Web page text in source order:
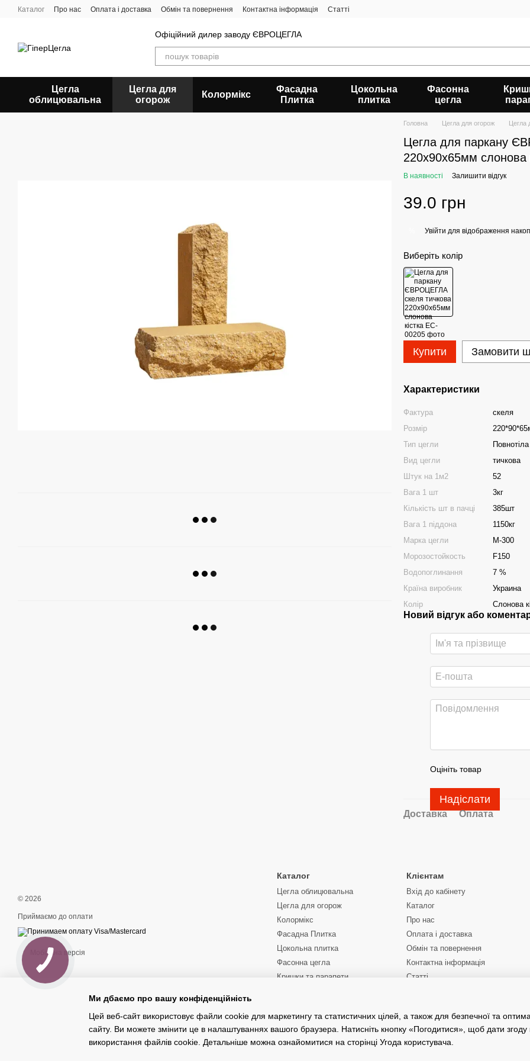
Перейти до основного контенту
Каталог Про нас Оплата і доставка Обмін та повернення Контактна інформація Статті
Офіційний дилер заводу ЄВРОЦЕГЛА
Цегла
облицювальна
Цегла для
огорож
Колормікс
Фасадна
Плитка
Цокольна
плитка
Фасонна
цегла
Головна Цегла для огорож Цегла
Цегла для паркану
220х90х65мм слонова
В наявності Залишити відгук
39.0 грн
Увійти для відображення
Виберіть колір
Купити Замовити
Характеристики
Фактура
скеля
Розмір
Тип цегли
Повнотіла
Вид цегли
тичкова
Штук на 1м2
52
Вага 1 шт
3кг
Кількість шт в пачці
385шт
Вага 1 піддона
1150кг
Марка цегли
М-300
Морозостойкость
F150
Водопоглинання
7 %
Країна виробник
Украина
Колір
Слонова
Новий відгук або
Оцініть товар
Надіслати
Доставка Оплата
© 2026
Приймаємо до оплати
Мобільна версія
Каталог
Цегла облицювальна
Цегла для огорож
Колормікс
Фасадна Плитка
Цокольна плитка
Фасонна цегла
Кришки та парапети
Київська область
Клієнтам
Вхід до кабінету
Каталог
Про нас
Оплата і доставка
Обмін та повернення
Контактна інформація
Статті
Ми дбаємо про вашу конфіденційність
Цей веб-сайт використовує файли cookie для маркетингу та статистичних цілей, а також для безпечної та
сайту. Ви можете змінити це в налаштуваннях вашого браузера. Натисніть кнопку «Погодитися», щоб дати згоду
використання файлів cookie. Детальніше можна ознайомитися на сторінці Угода користувача